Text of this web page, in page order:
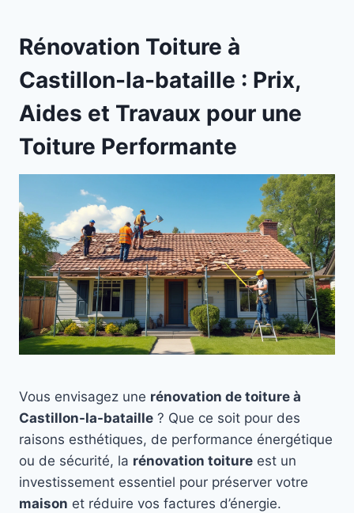
Rénovation Toiture à
Castillon-la-bataille : Prix,
Aides et Travaux pour une
Toiture Performante
Vous envisagez une rénovation de toiture à
Castillon-la-bataille ? Que ce soit pour des
raisons esthétiques, de performance énergétique
ou de sécurité, la rénovation toiture est un
investissement essentiel pour préserver votre
maison et réduire vos factures d’énergie.